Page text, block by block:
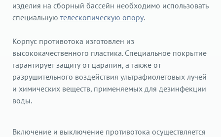
изделия на сборный бассейн необходимо использовать
специальную телескопическую опору.
Корпус противотока изготовлен из
высококачественного пластика. Специальное покрытие
гарантирует защиту от царапин, а также от
разрушительного воздействия ультрафиолетовых лучей
и химических веществ, применяемых для дезинфекции
воды.
Включение и выключение противотока осуществляется